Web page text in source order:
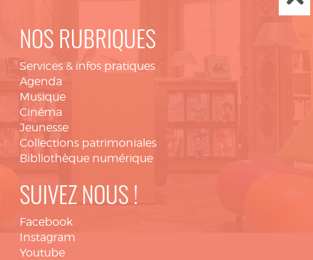
NOS RUBRIQUES
Services & infos pratiques
Agenda
Musique
Cinéma
Jeunesse
Collections patrimoniales
Bibliothèque numérique
SUIVEZ NOUS !
Facebook
Instagram
Youtube